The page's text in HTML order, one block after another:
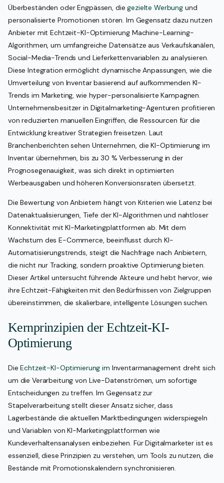
Überbeständen oder Engpässen, diegezielte Werbung und
personalisierte Promotionen stören. Im Gegensatz dazu nutzen
Anbieter mit Echtzeit-KI-Optimierung Machine-Learning-
Algorithmen, um umfangreiche Datensätze aus Verkaufskanälen,
Social-Media-Trends und Lieferkettenvariablen zu analysieren.
Diese Integration ermöglicht dynamische Anpassungen, wie die
Umverteilung von Inventar basierend auf aufkommenden KI-
Trends im Marketing, wie hyper-personalisierte Kampagnen.
Unternehmensbesitzer in Digitalmarketing-Agenturen profitieren
von reduzierten manuellen Eingriffen, die Ressourcen für die
Entwicklung kreativer Strategien freisetzen. Laut
Branchenberichten sehen Unternehmen, die KI-Optimierung im
Inventar übernehmen, bis zu 30 % Verbesserung in der
Prognosegenauigkeit, was sich direkt in optimierten
Werbeausgaben und höheren Konversionsraten übersetzt.
Die Bewertung von Anbietern hängt von Kriterien wie Latenz bei
Datenaktualisierungen, Tiefe der KI-Algorithmen und nahtloser
Konnektivität mit KI-Marketingplattformen ab. Mit dem
Wachstum des E-Commerce, beeinflusst durch KI-
Automatisierungstrends, steigt die Nachfrage nach Anbietern,
die nicht nur Tracking, sondern proaktive Optimierung bieten.
Dieser Artikel untersucht führende Akteure und hebt hervor, wie
ihre Echtzeit-Fähigkeiten mit den Bedürfnissen von Zielgruppen
übereinstimmen, die skalierbare, intelligente Lösungen suchen.
Kernprinzipien der Echtzeit-KI-
Optimierung
DieEchtzeit-KI-Optimierung im Inventarmanagement dreht sich
um die Verarbeitung von Live-Datenströmen, um sofortige
Entscheidungen zu treffen. Im Gegensatz zur
Stapelverarbeitung stellt dieser Ansatz sicher, dass
Lagerbestände die aktuellen Marktbedingungen widerspiegeln
und Variablen von KI-Marketingplattformen wie
Kundeverhaltensanalysen einbeziehen. Für Digitalmarketer ist es
essenziell, diese Prinzipien zu verstehen, um Tools zu nutzen, die
Bestände mit Promotionskalendern synchronisieren.